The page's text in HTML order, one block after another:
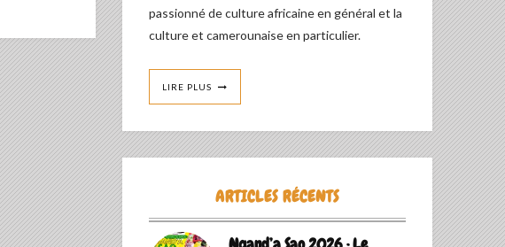
passionné de culture africaine en général et la
culture et camerounaise en particulier.
LIRE PLUS
ARTICLES RÉCENTS